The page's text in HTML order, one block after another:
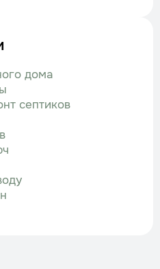
дома
септиков